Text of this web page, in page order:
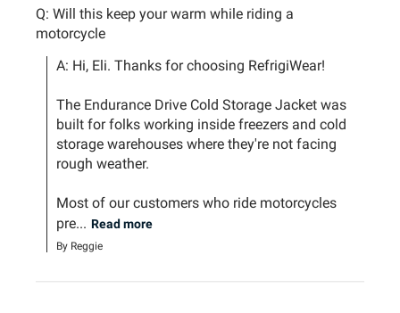
Q: Will this keep your warm while riding a
motorcycle
A: Hi, Eli. Thanks for choosing RefrigiWear!
The Endurance Drive Cold Storage Jacket was
built for folks working inside freezers and cold
storage warehouses where they're not facing
rough weather.
Most of our customers who ride motorcycles
pre... Read more
By Reggie